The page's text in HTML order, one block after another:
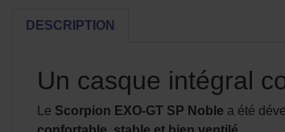
DESCRIPTION
Un casque intégral
Le Scorpion EXO-GT SP Noble a été